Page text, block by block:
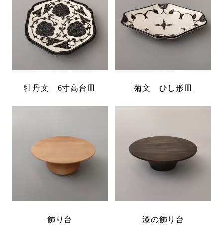
牡丹文 6寸高台皿 菊文 ひし形皿
飾り台 漆の飾り台